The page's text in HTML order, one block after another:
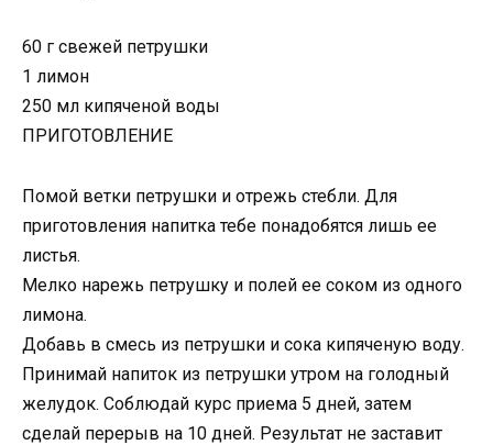
60 г свежей петрушки
1 лимон
250 мл кипяченой воды
ПРИГОТОВЛЕНИЕ
Помой ветки петрушки и отрежь стебли. Для
приготовления напитка тебе понадобятся лишь ее
листья.
Мелко нарежь петрушку и полей ее соком из одного
лимона.
Добавь в смесь из петрушки и сока кипяченую воду.
Принимай напиток из петрушки утром на голодный
желудок. Соблюдай курс приема 5 дней, затем
сделай перерыв на 10 дней. Результат не заставит